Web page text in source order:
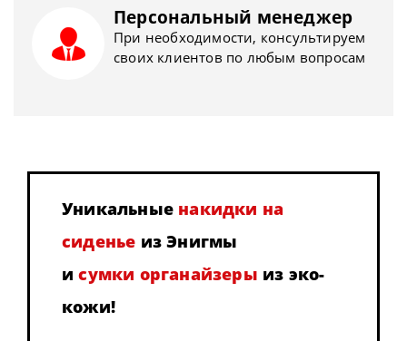
Персональный менеджер
При необходимости, консультируем
своих клиентов по любым вопросам
Уникальные накидки на
сиденье из Энигмы
исумки органайзеры из эко-
кожи!